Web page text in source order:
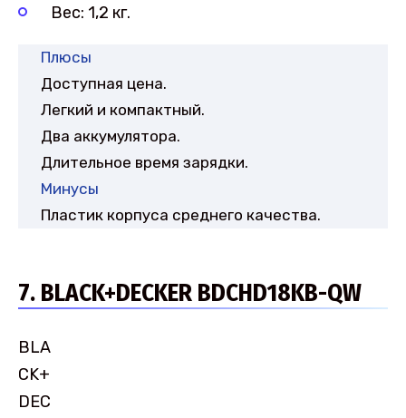
Вес: 1,2 кг.
Плюсы
Доступная цена.
Легкий и компактный.
Два аккумулятора.
Длительное время зарядки.
Минусы
Пластик корпуса среднего качества.
7. BLACK+DECKER BDCHD18KB-QW
BLA
CK+
DEC